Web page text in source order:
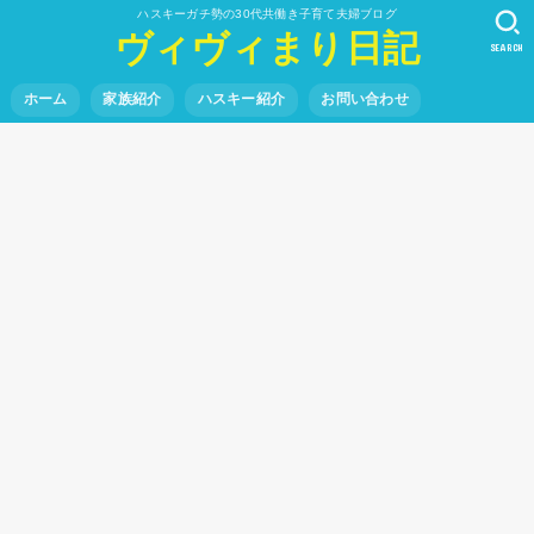
ハスキーガチ勢の30代共働き子育て夫婦ブログ
ヴィヴィまり日記
ホーム 家族紹介 ハスキー紹介 お問い合わせ
SEARCH